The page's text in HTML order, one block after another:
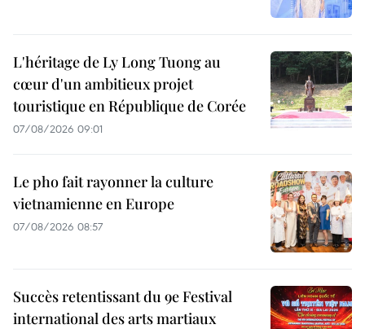
L'héritage de Ly Long Tuong au
cœur d'un ambitieux projet
touristique en République de Corée
07/08/2026 09:01
Le pho fait rayonner la culture
vietnamienne en Europe
07/08/2026 08:57
Succès retentissant du 9e Festival
international des arts martiaux